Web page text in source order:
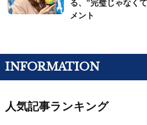
る、“完璧じゃなく
メント
INFORMATION
人気記事ランキング